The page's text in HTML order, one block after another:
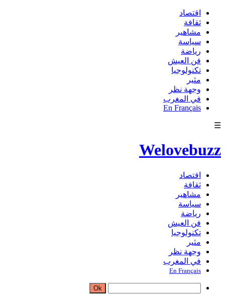
اقتصاد
ثقافة
مشاهير
سياسة
رياضة
فن العيش
تكنولوجيا
مثير
وجهة نظر
في المغرب
En Français
☰
Welovebuzz
اقتصاد
ثقافة
مشاهير
سياسة
رياضة
فن العيش
تكنولوجيا
مثير
وجهة نظر
في المغرب
En Français
Ok